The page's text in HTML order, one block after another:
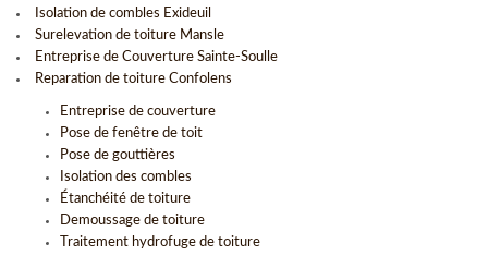
Isolation de combles Exideuil
Surelevation de toiture Mansle
Entreprise de Couverture Sainte-Soulle
Reparation de toiture Confolens
Entreprise de couverture
Pose de fenêtre de toit
Pose de gouttières
Isolation des combles
Étanchéité de toiture
Demoussage de toiture
Traitement hydrofuge de toiture